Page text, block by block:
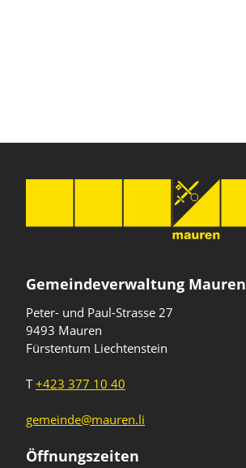
Gemeindeverwaltung Mauren
Peter- und Paul-Strasse 27
9493 Mauren
Fürstentum Liechtenstein
T+423 377 10 40
gemeinde@mauren.li
Öffnungszeiten